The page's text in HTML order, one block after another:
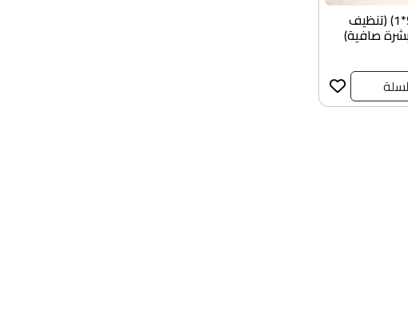
غسول سبليت للوجه (5*1) (تنظيف
صافية)